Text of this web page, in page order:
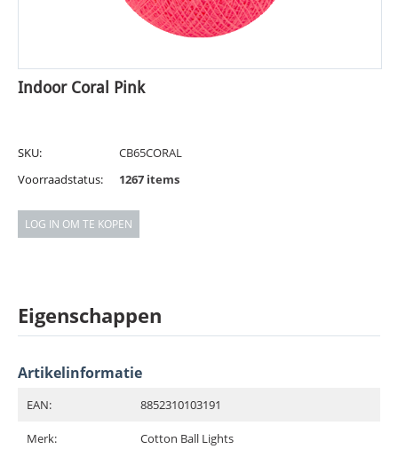
Indoor Coral Pink
SKU:
CB65CORAL
Voorraadstatus:
1267 items
LOG IN OM TE KOPEN
Eigenschappen
Artikelinformatie
EAN: 8852310103191
Merk: Cotton Ball Lights